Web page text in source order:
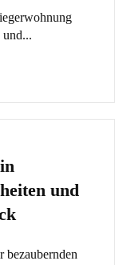
und...
und
bezaubernden